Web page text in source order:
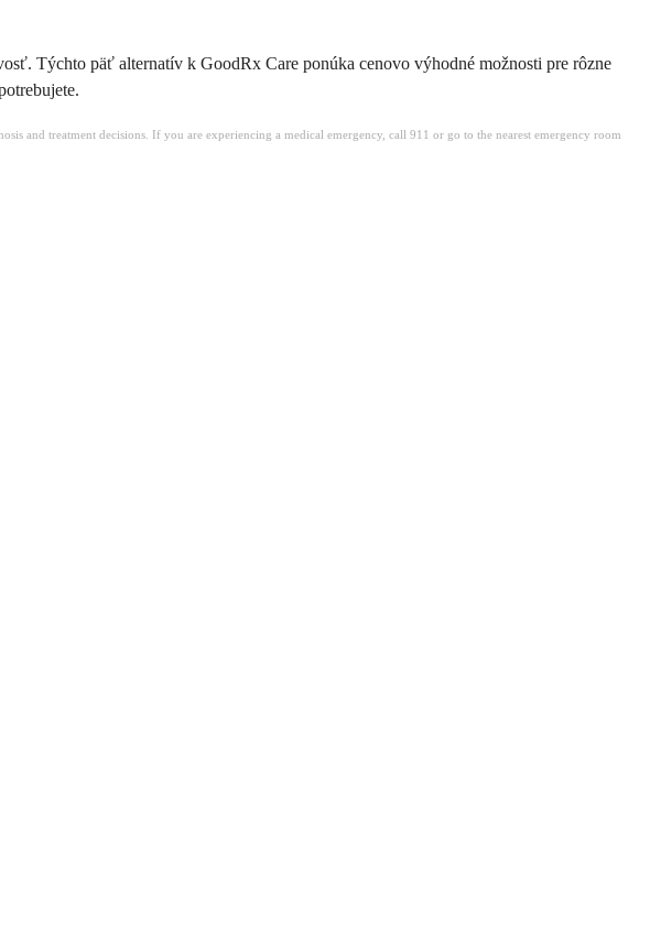
Týchto päť alternatív k GoodRx Care ponúka cenovo výhodné možnosti pre rôzne
and treatment decisions. If you are experiencing a medical emergency, call 911 or go to the nearest emergency room